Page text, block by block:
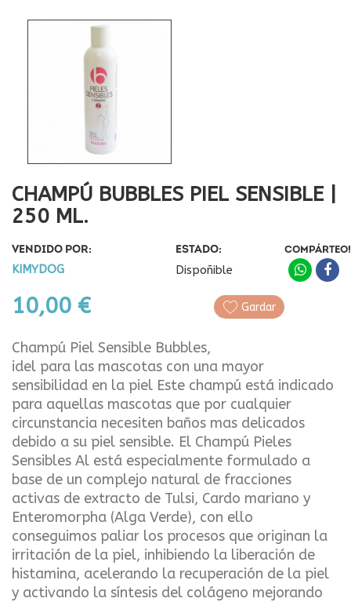
CHAMPÚ BUBBLES PIEL SENSIBLE |
250 ML.
VENDIDO POR:
KIMYDOG
ESTADO:
Dispoñible
10,00 €
COMPÁRTEO!
Gardar
Champú Piel Sensible Bubbles,
idel para las mascotas con una mayor
sensibilidad en la piel Este champú está indicado
para aquellas mascotas que por cualquier
circunstancia necesiten baños mas delicados
debido a su piel sensible. El Champú Pieles
Sensibles Al está especialmente formulado a
base de un complejo natural de fracciones
activas de extracto de Tulsi, Cardo mariano y
Enteromorpha (Alga Verde), con ello
conseguimos paliar los procesos que originan la
irritación de la piel, inhibiendo la liberación de
histamina, acelerando la recuperación de la piel
y activando la síntesis del colágeno mejorando